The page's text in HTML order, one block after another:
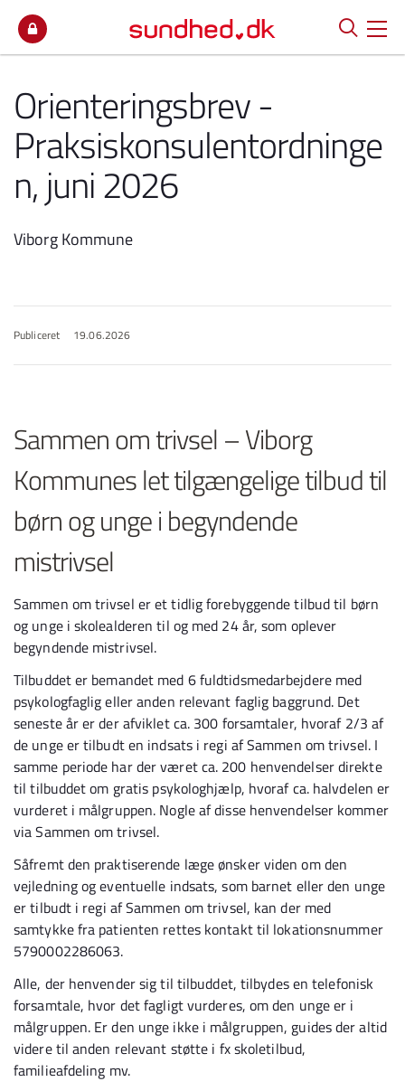
Orienteringsbrev -
Praksiskonsulentordninge
n, juni 2026
Viborg Kommune
Publiceret 19.06.2026
Sammen om trivsel – Viborg
Kommunes let tilgængelige tilbud til
børn og unge i begyndende
mistrivsel
Sammen om trivsel er et tidlig forebyggende tilbud til børn
og unge i skolealderen til og med 24 år, som oplever
begyndende mistrivsel.
Tilbuddet er bemandet med 6 fuldtidsmedarbejdere med
psykologfaglig eller anden relevant faglig baggrund. Det
seneste år er der afviklet ca. 300 forsamtaler, hvoraf 2/3 af
de unge er tilbudt en indsats i regi af Sammen om trivsel. I
samme periode har der været ca. 200 henvendelser direkte
til tilbuddet om gratis psykologhjælp, hvoraf ca. halvdelen er
vurderet i målgruppen. Nogle af disse henvendelser kommer
via Sammen om trivsel.
Såfremt den praktiserende læge ønsker viden om den
vejledning og eventuelle indsats, som barnet eller den unge
er tilbudt i regi af Sammen om trivsel, kan der med
samtykke fra patienten rettes kontakt til lokationsnummer
5790002286063.
Alle, der henvender sig til tilbuddet, tilbydes en telefonisk
forsamtale, hvor det fagligt vurderes, om den unge er i
målgruppen. Er den unge ikke i målgruppen, guides der altid
videre til anden relevant støtte i fx skoletilbud,
familieafdeling mv.